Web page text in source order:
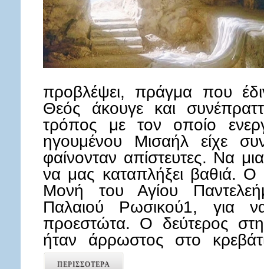
προβλέψει, πράγμα που
Θεός άκουγε και
τρόπος με τον οποίο
ηγουμένου Μισαήλ είχε
φαίνονταν απίστευτες. Να
να μας καταπλήξει βαθιά.
Μονή του Αγίου
Παλαιού Ρωσικού1, για
προεστώτα. Ο δεύτερος
ήταν άρρωστος στο
ΠΕΡΙΣΣΟΤΕΡΑ